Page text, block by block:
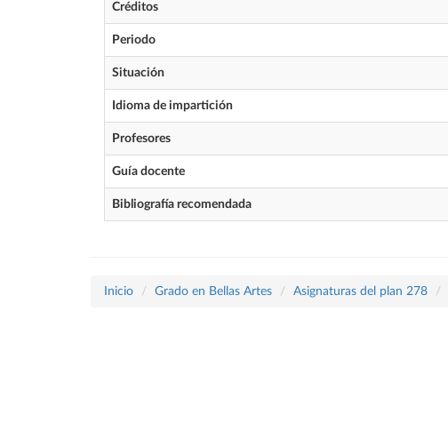
Créditos
Periodo
Situación
Idioma de impartición
Profesores
Guía docente
Bibliografía recomendada
Inicio Grado en Bellas Artes Asignaturas del plan 278